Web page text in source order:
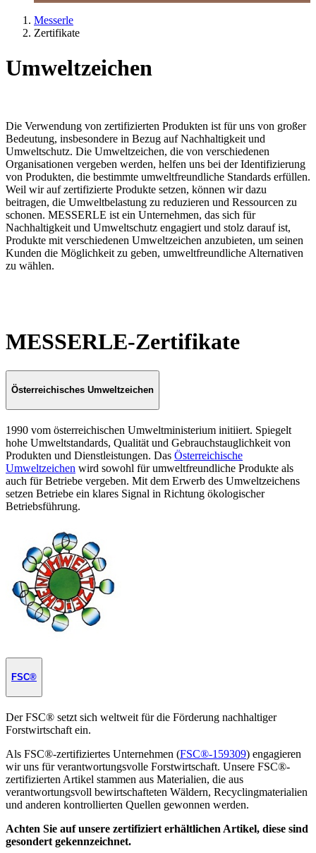
Messerle
Zertifikate
Umweltzeichen
Die Verwendung von zertifizierten Produkten ist für uns von großer
Bedeutung, insbesondere in Bezug auf Nachhaltigkeit und
Umweltschutz. Die Umweltzeichen, die von verschiedenen
Organisationen vergeben werden, helfen uns bei der Identifizierung
von Produkten, die bestimmte umweltfreundliche Standards erfüllen.
Weil wir auf zertifizierte Produkte setzen, können wir dazu
beitragen, die Umweltbelastung zu reduzieren und Ressourcen zu
schonen. MESSERLE ist ein Unternehmen, das sich für
Nachhaltigkeit und Umweltschutz engagiert und stolz darauf ist,
Produkte mit verschiedenen Umweltzeichen anzubieten, um seinen
Kunden die Möglichkeit zu geben, umweltfreundliche Alternativen
zu wählen.
MESSERLE-Zertifikate
Österreichisches Umweltzeichen
1990 vom österreichischen Umweltministerium initiiert. Spiegelt
hohe Umweltstandards, Qualität und Gebrauchstauglichkeit von
Produkten und Dienstleistungen. Das Österreichische
Umweltzeichen wird sowohl für umweltfreundliche Produkte als
auch für Betriebe vergeben. Mit dem Erwerb des Umweltzeichens
setzen Betriebe ein klares Signal in Richtung ökologischer
Betriebsführung.
FSC®
Der FSC® setzt sich weltweit für die Förderung nachhaltiger
Forstwirtschaft ein.
Als FSC®-zertifiziertes Unternehmen (FSC®-159309) engagieren
wir uns für verantwortungsvolle Forstwirtschaft. Unsere FSC®-
zertifizierten Artikel stammen aus Materialien, die aus
verantwortungsvoll bewirtschafteten Wäldern, Recyclingmaterialien
und anderen kontrollierten Quellen gewonnen werden.
Achten Sie auf unsere zertifiziert erhältlichen Artikel, diese sind
gesondert gekennzeichnet.